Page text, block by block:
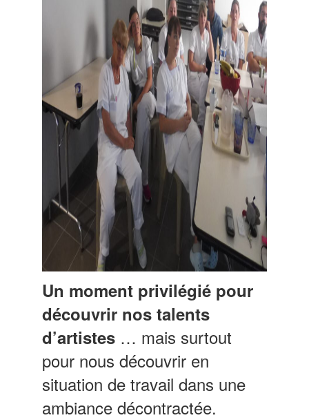
Un moment privilégié pour
découvrir nos talents
d’artistes … mais surtout
pour nous découvrir en
situation de travail dans une
ambiance décontractée.